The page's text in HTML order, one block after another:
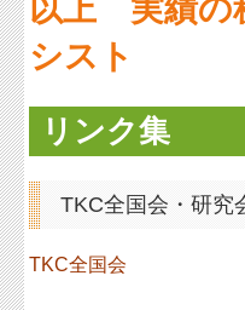
事務所紹介
経営理念
交通案内
リンク集
補助金・助成金・融資情報
関与先向け融資商品ご紹介
リンク集
TKC全国会・研究
TKC全国会